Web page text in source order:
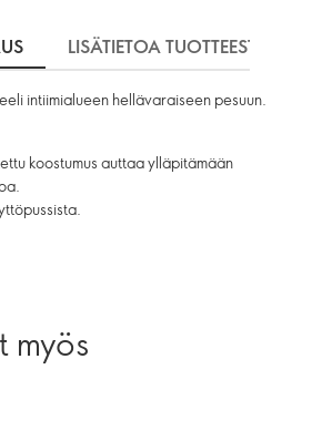
LISÄTIETOA TUOTTEESTA
intiimialueen hellävaraiseen pesuun.
koostumus auttaa ylläpitämään
myös